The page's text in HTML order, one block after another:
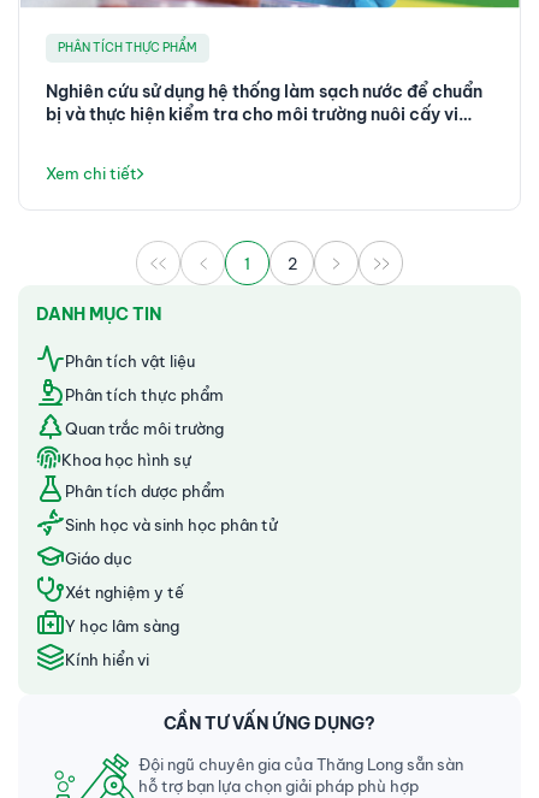
PHÂN TÍCH THỰC PHẨM
Nghiên cứu sử dụng hệ thống làm sạch nước để chuẩn
bị và thực hiện kiểm tra cho môi trường nuôi cấy vi
Xem chi tiết
1 2
DANH MỤC TIN
Phân tích vật liệu
Phân tích thực phẩm
Quan trắc môi trường
Khoa học hình sự
Phân tích dược phẩm
Sinh học và sinh học phân tử
Giáo dục
Xét nghiệm y tế
Y học lâm sàng
Kính hiển vi
CẦN TƯ VẤN ỨNG DỤNG?
Đội ngũ chuyên gia của Thăng Long sẵn sàn
hỗ trợ bạn lựa chọn giải pháp phù hợp